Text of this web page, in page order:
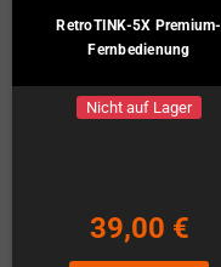
RetroTINK-5X Premium-
Fernbedienung
Nicht auf Lager
39,00 €